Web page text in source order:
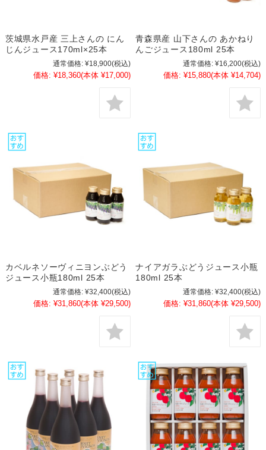
茨城県水戸産 三上さんの にん
じんジュース170ml×25本
通常価格: ¥18,900(税込)
価格: ¥18,360(本体 ¥17,000)
青森県産 山下さんの あかねり
んごジュース180ml 25本
通常価格: ¥16,200(税込)
価格: ¥15,880(本体 ¥14,704)
カベルネソーヴィニヨンぶどう
ジュース小瓶180ml 25本
通常価格: ¥32,400(税込)
価格: ¥31,860(本体 ¥29,500)
ナイアガラぶどうジュース小瓶
180ml 25本
通常価格: ¥32,400(税込)
価格: ¥31,860(本体 ¥29,500)